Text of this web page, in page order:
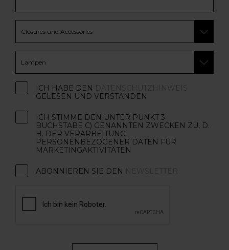
ICH HABE DEN
GELESEN UND VERSTANDEN
ICH STIMME DEN UNTER PUNKT 3
BUCHSTABE C) GENANNTEN ZWECKEN ZU, D.
H. DER VERARBEITUNG
PERSONENBEZOGENER DATEN FÜR
MARKETINGAKTIVITÄTEN
ABONNIEREN SIE DEN